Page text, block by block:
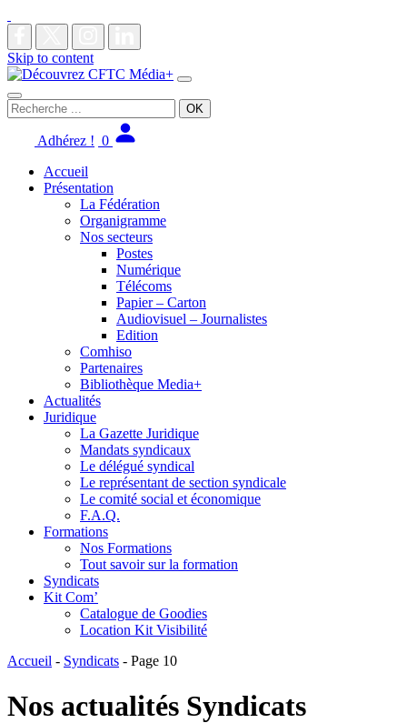
Skip to content
Main
Navigation
Recherche
pour
Adhérez ! 0
Accueil
Présentation
La Fédération
Organigramme
Nos secteurs
Postes
Numérique
Télécoms
Papier – Carton
Audiovisuel – Journalistes
Edition
Comhiso
Partenaires
Bibliothèque Media+
Actualités
Juridique
La Gazette Juridique
Mandats syndicaux
Le délégué syndical
Le représentant de section syndicale
Le comité social et économique
F.A.Q.
Formations
Nos Formations
Tout savoir sur la formation
Syndicats
Kit Com’
Catalogue de Goodies
Location Kit Visibilité
Accueil - Syndicats - Page 10
Nos actualités Syndicats